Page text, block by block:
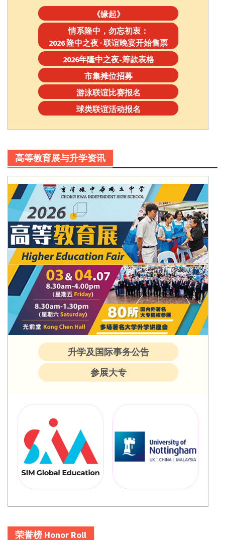
《缘起》
情系隆中，勿忘初衷：
2026 隆中之夜 · 联谊晚宴开始售票
2026年隆中之夜-筹款表格
市集摊位招募
游泳联谊比赛报名
球类联谊活动报名
高等教育展与升学资讯
升学及国际事务公告
参展大专
荣誉榜 Honor Roll